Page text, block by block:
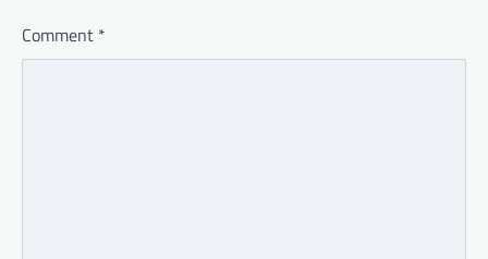
Comment *